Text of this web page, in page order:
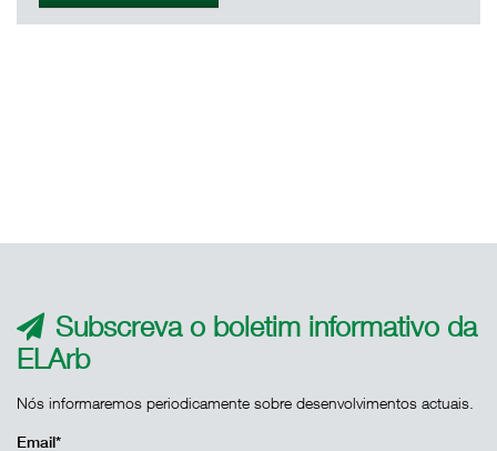
Subscreva o boletim informativo da
ELArb
Nós informaremos periodicamente sobre desenvolvimentos actuais.
Email*